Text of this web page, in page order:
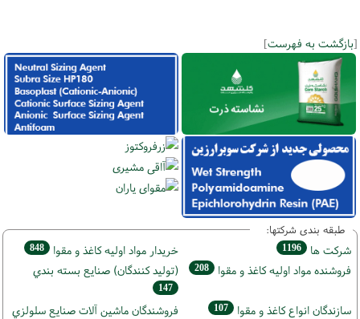
[بازگشت به فهرست]
طبقه بندی شرکتها:
شركت ها 1196 خريدار مواد اوليه كاغذ و مقوا 848
فروشنده مواد اوليه كاغذ و مقوا 208 (تولید كنندگان) صنايع بسته بندي
147
سازندگان انواع کاغذ و مقوا 107 فروشندگان ماشين آلات صنايع سلولزي